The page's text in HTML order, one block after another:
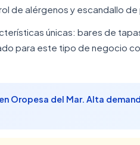
de alérgenos y escandallo
únicas: bares de
para este tipo de negocio
Oropesa del Mar. Alta